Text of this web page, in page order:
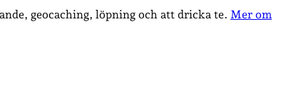
geocaching, löpning och att dricka te. Mer om